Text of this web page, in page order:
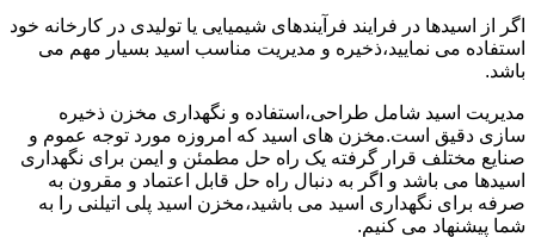
اگر از اسیدها در فرایند فرآیندهای شیمیایی یا تولیدی در کارخانه خود
استفاده می نمایید،ذخیره و مدیریت مناسب اسید بسیار مهم می
باشد.
مدیریت اسید شامل طراحی،استفاده و نگهداری مخزن ذخیره
سازی دقیق است.مخزن های اسید که امروزه مورد توجه عموم و
صنایع مختلف قرار گرفته یک راه حل مطمئن و ایمن برای نگهداری
اسیدها می باشد و اگر به دنبال راه حل قابل اعتماد و مقرون به
صرفه برای نگهداری اسید می باشید،مخزن اسید پلی اتیلنی را به
شما پیشنهاد می کنیم.